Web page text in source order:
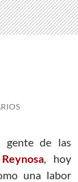
gente de las
, hoy
una labor